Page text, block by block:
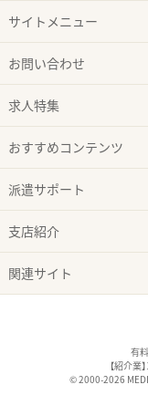
サイトメニュー
お問い合わせ
求人特集
おすすめコンテンツ
派遣サポート
支店紹介
関連サイト
有
【紹介業
© 2000-2026